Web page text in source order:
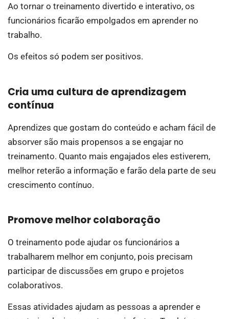
Ao tornar o treinamento divertido e interativo, os
funcionários ficarão empolgados em aprender no
trabalho.
Os efeitos só podem ser positivos.
Cria uma cultura de aprendizagem
contínua
Aprendizes que gostam do conteúdo e acham fácil de
absorver são mais propensos a se engajar no
treinamento. Quanto mais engajados eles estiverem,
melhor reterão a informação e farão dela parte de seu
crescimento contínuo.
Promove melhor colaboração
O treinamento pode ajudar os funcionários a
trabalharem melhor em conjunto, pois precisam
participar de discussões em grupo e projetos
colaborativos.
Essas atividades ajudam as pessoas a aprender e